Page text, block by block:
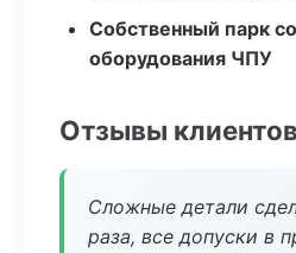
Собственный парк
оборудования ЧПУ
Отзывы клиентов
Сложные детали
раза, все допуски в